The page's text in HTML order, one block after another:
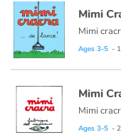
Family
Schools
Libraries
Videos & Tutorials
Mimi
Ages 3-5 -
Mimi
Ages 3-5 -